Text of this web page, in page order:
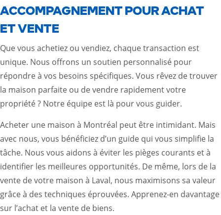
ACCOMPAGNEMENT POUR ACHAT
ET VENTE
Que vous achetiez ou vendiez, chaque transaction est
unique. Nous offrons un soutien personnalisé pour
répondre à vos besoins spécifiques. Vous rêvez de trouver
la maison parfaite ou de vendre rapidement votre
propriété ? Notre équipe est là pour vous guider.
Acheter une maison à Montréal peut être intimidant. Mais
avec nous, vous bénéficiez d’un guide qui vous simplifie la
tâche. Nous vous aidons à éviter les pièges courants et à
identifier les meilleures opportunités. De même, lors de la
vente de votre maison à Laval, nous maximisons sa valeur
grâce à des techniques éprouvées. Apprenez-en davantage
sur l’achat et la vente de biens.